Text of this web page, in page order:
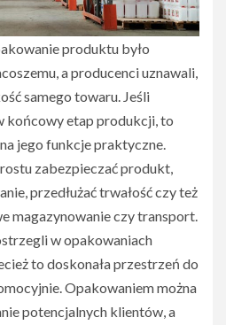
produktu było
a producenci uznawali,
samego towaru. Jeśli
końcowy etap produkcji, to
jego funkcje praktyczne.
zabezpieczać produkt,
przedłużać trwałość czy też
magazynowanie czy transport.
w opakowaniach
to doskonała przestrzeń do
Opakowaniem można
potencjalnych klientów, a